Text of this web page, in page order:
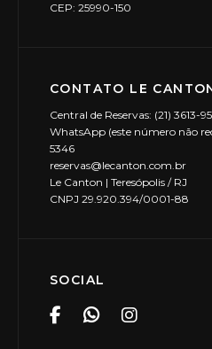
CEP: 25990-150
CONTATO LE
Central de Reservas: (21) 3613-
WhatsApp (este número não
5346
reservas@lecanton.com.br
Le Canton | Teresópolis / RJ
CNPJ 29.920.394/0001-88
SOCIAL